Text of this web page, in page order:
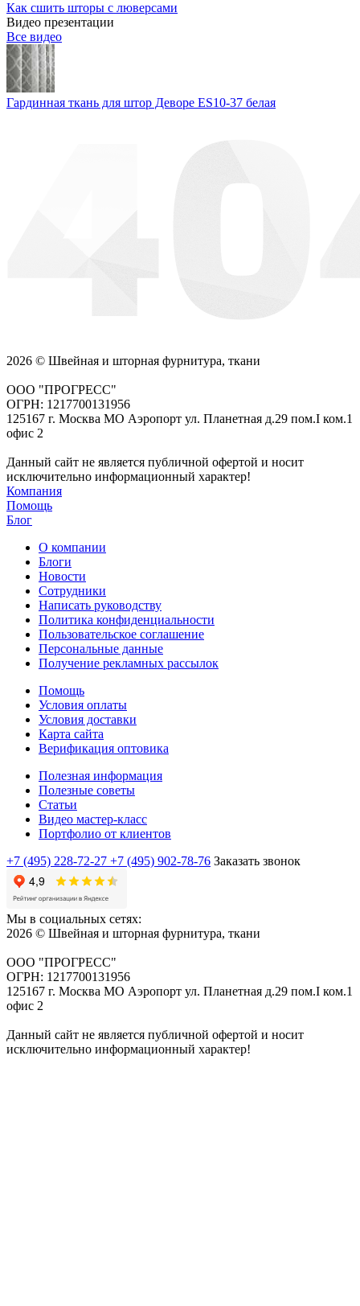
Как сшить шторы с люверсами
Видео презентации
Все видео
Гардинная ткань для штор Деворе ES10-37 белая
2026 © Швейная и шторная фурнитура, ткани
ООО "ПРОГРЕСС"
ОГРН: 1217700131956
125167 г. Москва МО Аэропорт ул. Планетная д.29 пом.I ком.1
офис 2
Данный сайт не является публичной офертой и носит
исключительно информационный характер!
Компания
Помощь
Блог
О компании
Блоги
Новости
Сотрудники
Написать руководству
Политика конфиденциальности
Пользовательское соглашение
Персональные данные
Получение рекламных рассылок
Помощь
Условия оплаты
Условия доставки
Карта сайта
Верификация оптовика
Полезная информация
Полезные советы
Статьи
Видео мастер-класс
Портфолио от клиентов
+7 (495) 228-72-27 +7 (495) 902-78-76 Заказать звонок
Мы в социальных сетях:
2026 © Швейная и шторная фурнитура, ткани
ООО "ПРОГРЕСС"
ОГРН: 1217700131956
125167 г. Москва МО Аэропорт ул. Планетная д.29 пом.I ком.1
офис 2
Данный сайт не является публичной офертой и носит
исключительно информационный характер!